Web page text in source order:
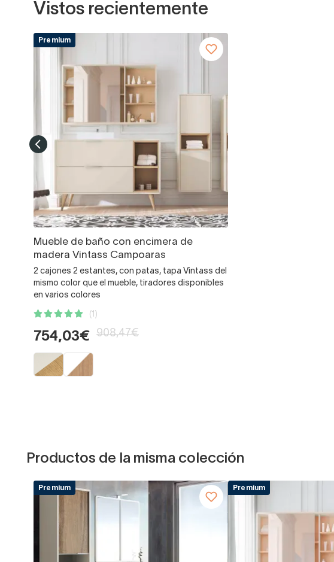
Vistos recientemente
Premium
Mueble de baño con encimera de
madera Vintass Campoaras
2 cajones 2 estantes, con patas, tapa Vintass del
mismo color que el mueble, tiradores disponibles
en varios colores
(1)
754,03€ 908,47€
Productos de la misma colección
Premium Premium